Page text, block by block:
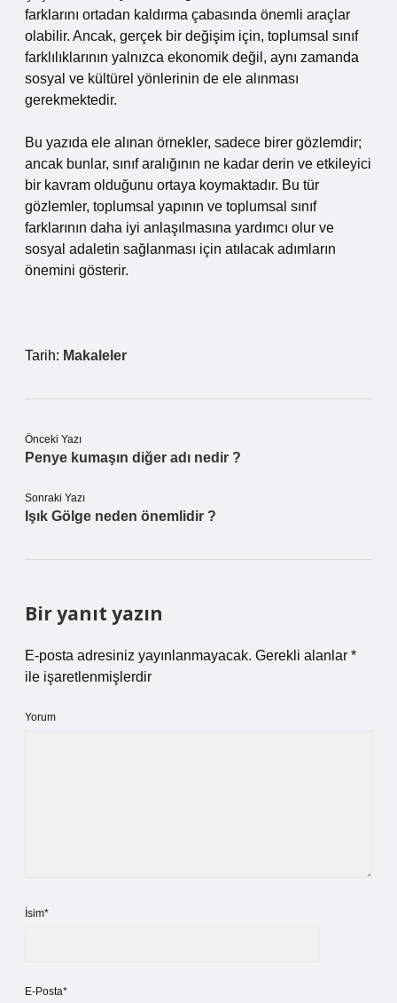
farklarını ortadan kaldırma çabasında önemli araçlar
olabilir. Ancak, gerçek bir değişim için, toplumsal sınıf
farklılıklarının yalnızca ekonomik değil, aynı zamanda
sosyal ve kültürel yönlerinin de ele alınması
gerekmektedir.
Bu yazıda ele alınan örnekler, sadece birer gözlemdir;
ancak bunlar, sınıf aralığının ne kadar derin ve etkileyici
bir kavram olduğunu ortaya koymaktadır. Bu tür
gözlemler, toplumsal yapının ve toplumsal sınıf
farklarının daha iyi anlaşılmasına yardımcı olur ve
sosyal adaletin sağlanması için atılacak adımların
önemini gösterir.
Tarih: Makaleler
Önceki Yazı
Penye kumaşın diğer adı nedir ?
Sonraki Yazı
Işık Gölge neden önemlidir ?
Bir yanıt yazın
E-posta adresiniz yayınlanmayacak. Gerekli alanlar *
ile işaretlenmişlerdir
Yorum
İsim*
E-Posta*